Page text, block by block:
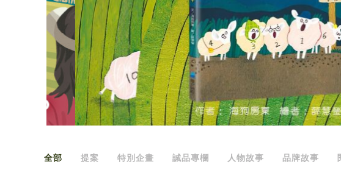
全部 提案 特別企畫 誠品專欄 人物故事 品牌故事